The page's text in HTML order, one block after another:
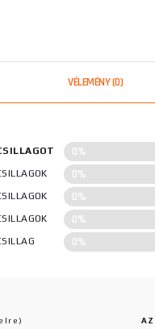
VÉLEMÉNY(0)
0%
0%
0%
0%
0%